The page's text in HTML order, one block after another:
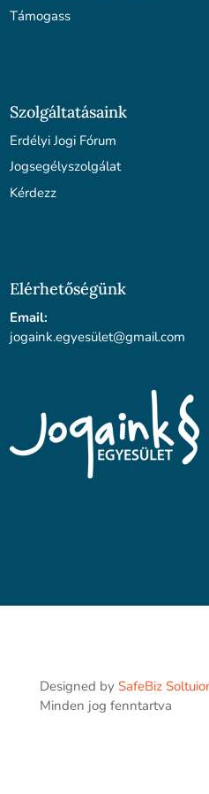
Támogass
Szolgáltatásaink
Erdélyi Jogi Fórum
Jogsegélyszolgálat
Kérdezz
Elérhetőségünk
Email:
jogaink.egyesület@gmail.com
Designed by SafeBiz
Minden jog fenntartva